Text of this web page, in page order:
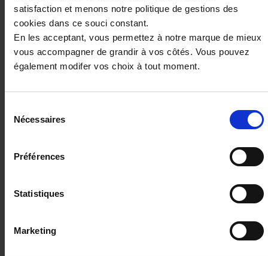
satisfaction et menons notre politique de gestions des
cookies dans ce souci constant.
En les acceptant, vous permettez à notre marque de mieux
vous accompagner de grandir à vos côtés. Vous pouvez
également modifer vos choix à tout moment.
Nécessaires
Préférences
Statistiques
Marketing
VOLKSWAGEN GOLF